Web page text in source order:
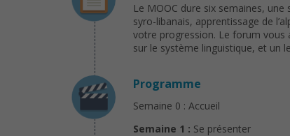
Le MOOC dure six semaines,
syro-libanais, apprentissage de
votre progression. Le forum vous
sur le système linguistique, et un
Programme
Semaine 0 : Accueil
Semaine 1 : Se présenter